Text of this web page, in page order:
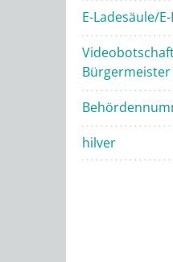
E-Ladesäule/
hilver